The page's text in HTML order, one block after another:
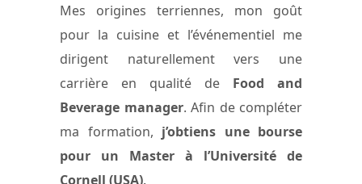
Mes origines terriennes, mon goût
pour la cuisine et l’événementiel me
dirigent naturellement vers une
carrière en qualité de Food and
Beverage manager. Afin de compléter
ma formation, j’obtiens une bourse
pour un Master à l’Université de
Cornell (USA).